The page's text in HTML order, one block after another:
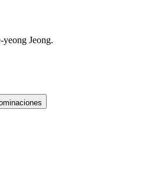
yeong Jeong.